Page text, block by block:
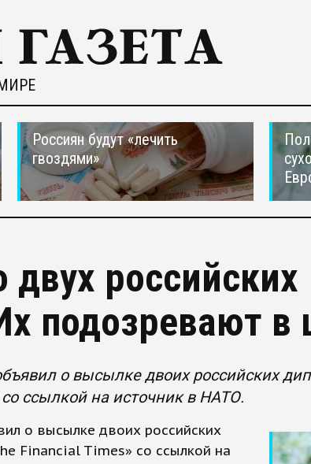
Россиян будут «лечить
гвоздями»
российских
подозревают
о высылке двоих российских
ссылкой на источник в НАТО.
о высылке двоих российских
Financial Times» со ссылкой на